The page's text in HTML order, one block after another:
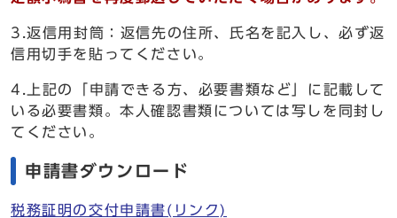
3.返信用封筒：返信先の住所、氏名を記入し、必ず返
信用切手を貼ってください。
4.上記の「申請できる方、必要書類など」に記載して
いる必要書類。本人確認書類については写しを同封し
てください。
申請書ダウンロード
税務証明の交付申請書(リンク)